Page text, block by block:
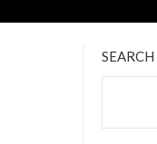
SEARCH